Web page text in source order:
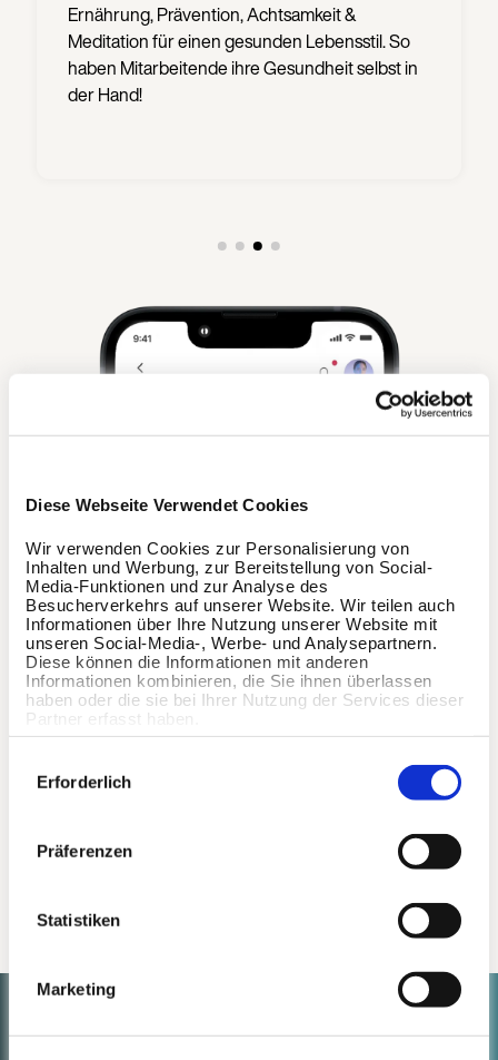
Diese Webseite Verwendet Cookies
Wir verwenden Cookies zur Personalisierung von
Inhalten und Werbung, zur Bereitstellung von Social-
Media-Funktionen und zur Analyse des
Besucherverkehrs auf unserer Website. Wir teilen auch
Informationen über Ihre Nutzung unserer Website mit
unseren Social-Media-, Werbe- und Analysepartnern.
Diese können die Informationen mit anderen
Informationen kombinieren, die Sie ihnen überlassen
haben oder die sie bei Ihrer Nutzung der Services dieser
Partner erfasst haben.
Erforderlich
Präferenzen
Statistiken
Marketing
Ernährung, Prävention, Achtsamkeit &
Meditation für einen gesunden Lebensstil. So
haben Mitarbeitende ihre Gesundheit selbst in
der Hand!